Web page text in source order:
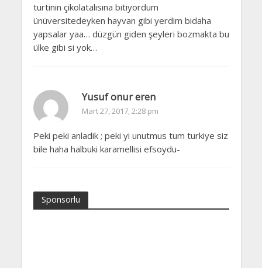
turtinin çikolatalısına bitiyordum
ünüversitedeyken hayvan gibi yerdim bidaha
yapsalar yaa… düzgün giden şeyleri bozmakta bu
ülke gibi si yok…
Yusuf onur eren
Mart 27, 2017, 2:28 pm
Peki peki anladik ; peki yi unutmus tum turkiye siz
bile haha halbuki karamellisi efsoydu-
Sponsorlu